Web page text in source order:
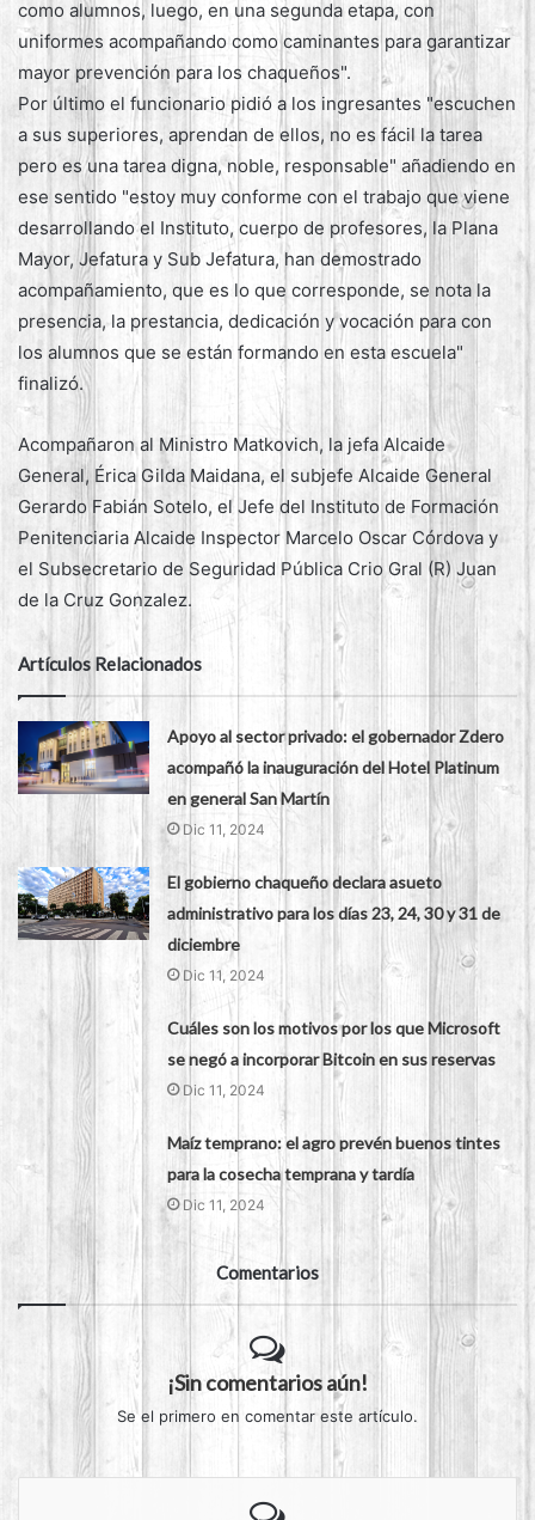
como alumnos, luego, en una segunda etapa, con
uniformes acompañando como caminantes para garantizar
mayor prevención para los chaqueños".
Por último el funcionario pidió a los ingresantes "escuchen
a sus superiores, aprendan de ellos, no es fácil la tarea
pero es una tarea digna, noble, responsable" añadiendo en
ese sentido "estoy muy conforme con el trabajo que viene
desarrollando el Instituto, cuerpo de profesores, la Plana
Mayor, Jefatura y Sub Jefatura, han demostrado
acompañamiento, que es lo que corresponde, se nota la
presencia, la prestancia, dedicación y vocación para con
los alumnos que se están formando en esta escuela"
finalizó.
Acompañaron al Ministro Matkovich, la jefa Alcaide
General, Érica Gilda Maidana, el subjefe Alcaide General
Gerardo Fabián Sotelo, el Jefe del Instituto de Formación
Penitenciaria Alcaide Inspector Marcelo Oscar Córdova y
el Subsecretario de Seguridad Pública Crio Gral (R) Juan
de la Cruz Gonzalez.
Artículos Relacionados
Apoyo al sector privado: el gobernador Zdero
acompañó la inauguración del Hotel Platinum
en general San Martín
Dic 11, 2024
El gobierno chaqueño declara asueto
administrativo para los días 23, 24, 30 y 31 de
diciembre
Dic 11, 2024
Cuáles son los motivos por los que Microsoft
se negó a incorporar Bitcoin en sus reservas
Dic 11, 2024
Maíz temprano: el agro prevén buenos tintes
para la cosecha temprana y tardía
Dic 11, 2024
Comentarios
¡Sin comentarios aún!
Se el primero en comentar este artículo.